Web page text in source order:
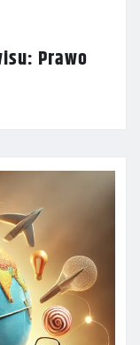
Prawo